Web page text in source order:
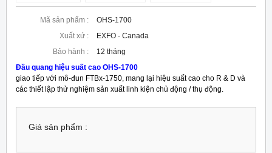
Mã sản phẩm :
OHS-1700
Xuất xứ :
EXFO - Canada
Bảo hành :
12 tháng
Đầu quang hiệu suất cao OHS-1700
giao tiếp với mô-đun FTBx-1750, mang lại hiệu suất cao cho R & D và
các thiết lập thử nghiệm sản xuất linh kiện chủ động / thụ động.
Giá sản phẩm :